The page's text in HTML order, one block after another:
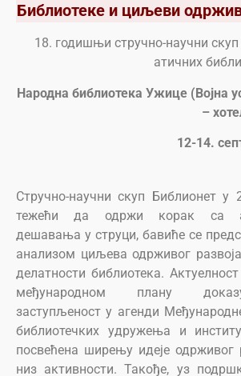
Библиотеке и циљеви
18. г­од­ишњи стру­чно-н­ау­чни
ати­чних
Народна библиотека Ужице (Војна
–
12-14.
Стручно-научни скуп Библионет у
тежећи да одржи корак са
дешавања у струци, бавиће се
анализом циљева одрживог
делатности библиотека.
међународном плану
заступљеност у агенди
библиотечких удружења и
посвећена ширењу идеје одрживог
низ активности. Такође, уз